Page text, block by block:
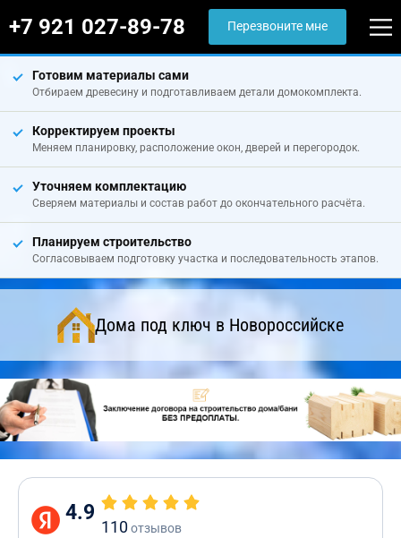
+7 921 027-89-78 Перезвоните мне
Готовим материалы сами
Отбираем древесину и подготавливаем детали домокомплекта.
Корректируем проекты
Меняем планировку, расположение окон, дверей и перегородок.
Уточняем комплектацию
Сверяем материалы и состав работ до окончательного расчёта.
Планируем строительство
Согласовываем подготовку участка и последовательность этапов.
Дома под ключ в Новороссийске
4.9
110отзывов